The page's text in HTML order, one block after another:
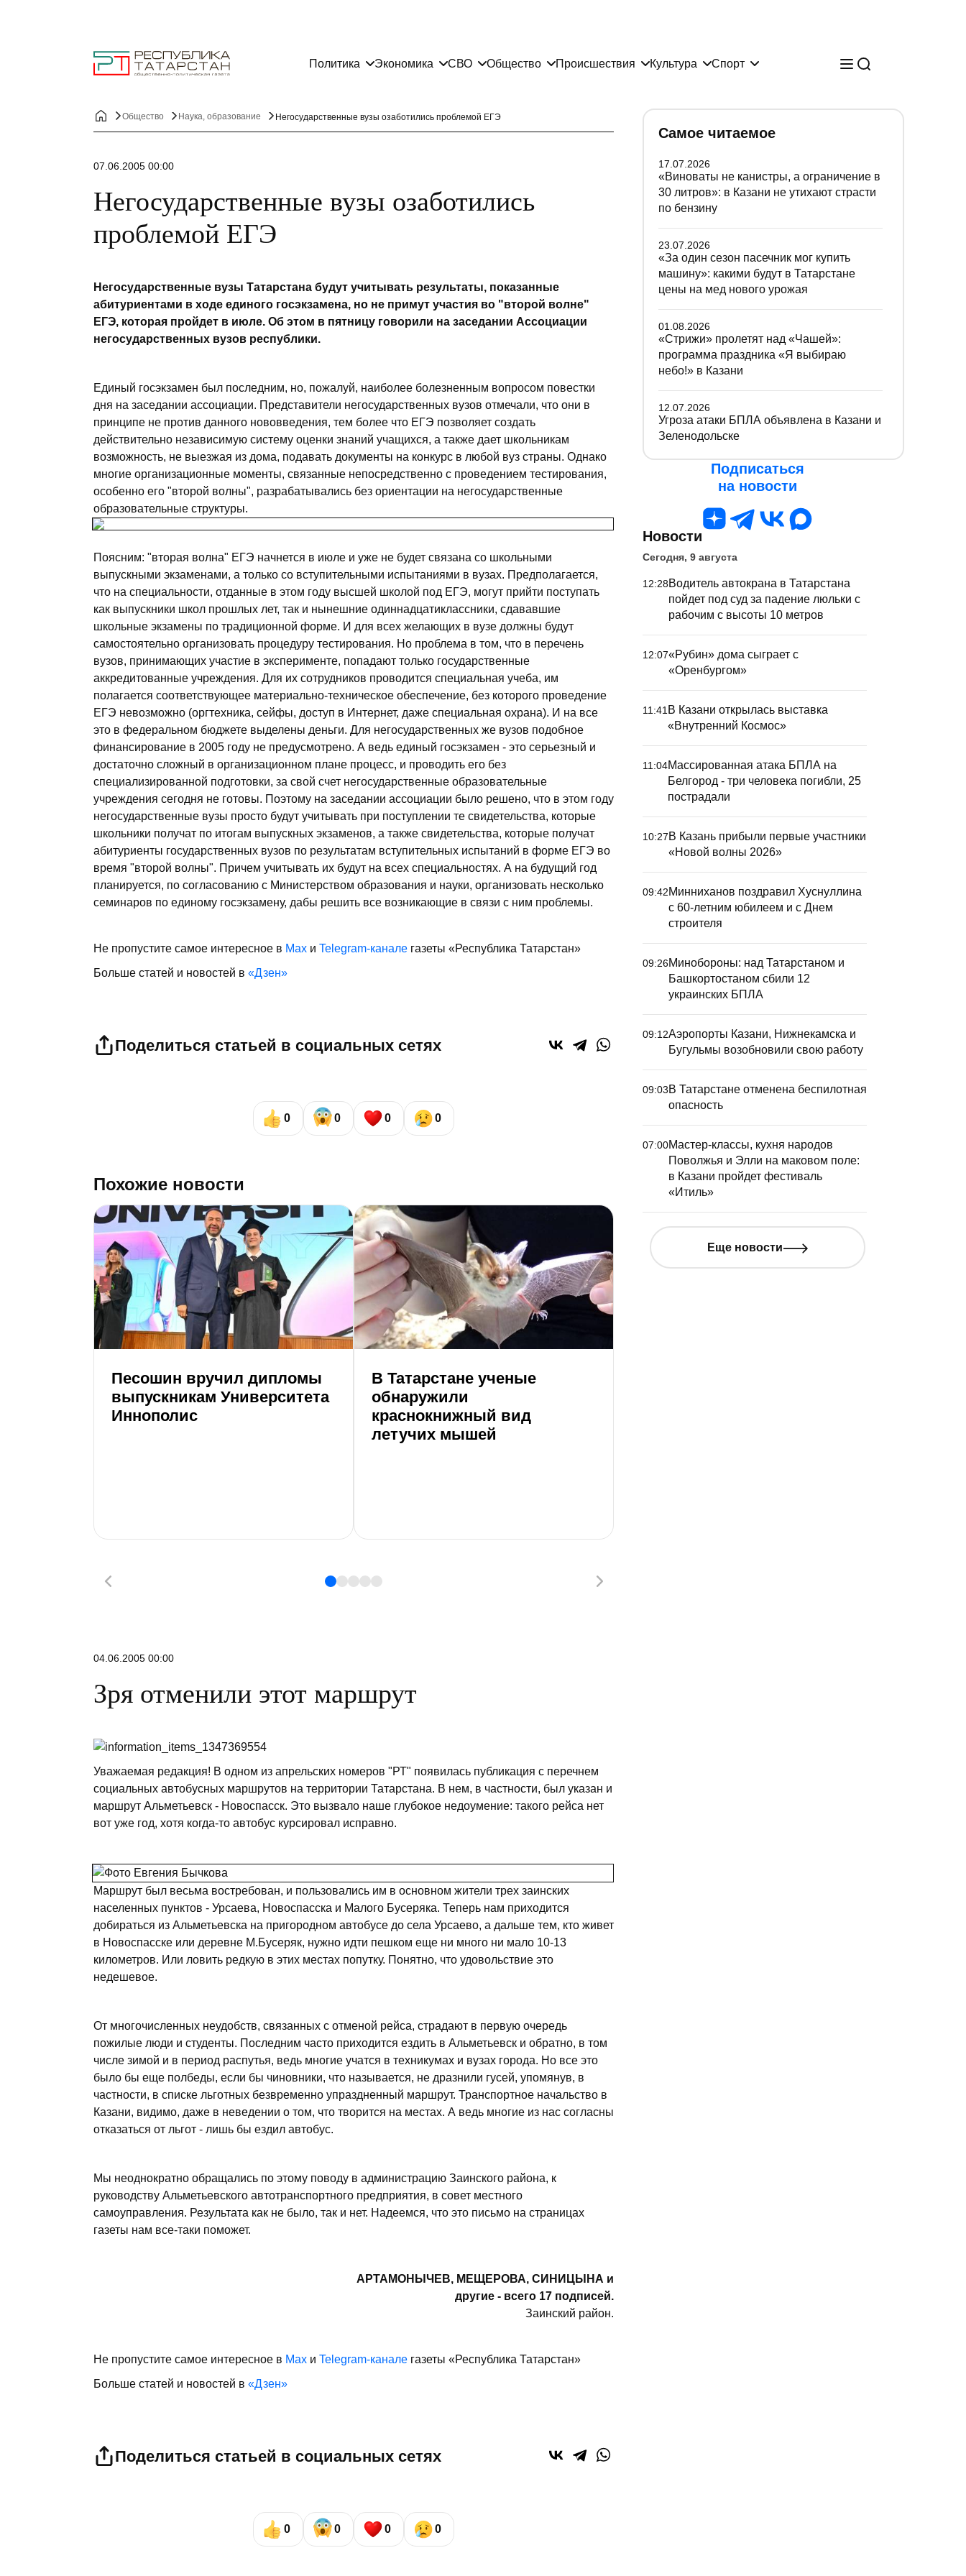
Политика Экономика СВО Общество Происшествия Культура Спорт
Общество Наука, образование Негосударственные вузы озаботились проблемой ЕГЭ
07.06.2005 00:00
Негосударственные вузы озаботились
проблемой ЕГЭ
Негосударственные вузы Татарстана будут учитывать результаты, показанные
абитуриентами в ходе единого госэкзамена, но не примут участия во "второй волне"
ЕГЭ, которая пройдет в июле. Об этом в пятницу говорили на заседании Ассоциации
негосударственных вузов республики.
Единый госэкзамен был последним, но, пожалуй, наиболее болезненным вопросом повестки
дня на заседании ассоциации. Представители негосударственных вузов отмечали, что они в
принципе не против данного нововведения, тем более что ЕГЭ позволяет создать
действительно независимую систему оценки знаний учащихся, а также дает школьникам
возможность, не выезжая из дома, подавать документы на конкурс в любой вуз страны. Однако
многие организационные моменты, связанные непосредственно с проведением тестирования,
особенно его "второй волны", разрабатывались без ориентации на негосударственные
образовательные структуры.
Поясним: "вторая волна" ЕГЭ начнется в июле и уже не будет связана со школьными
выпускными экзаменами, а только со вступительными испытаниями в вузах. Предполагается,
что на специальности, отданные в этом году высшей школой под ЕГЭ, могут прийти поступать
как выпускники школ прошлых лет, так и нынешние одиннадцатиклассники, сдававшие
школьные экзамены по традиционной форме. И для всех желающих в вузе должны будут
самостоятельно организовать процедуру тестирования. Но проблема в том, что в перечень
вузов, принимающих участие в эксперименте, попадают только государственные
аккредитованные учреждения. Для их сотрудников проводится специальная учеба, им
полагается соответствующее материально-техническое обеспечение, без которого проведение
ЕГЭ невозможно (оргтехника, сейфы, доступ в Интернет, даже специальная охрана). И на все
это в федеральном бюджете выделены деньги. Для негосударственных же вузов подобное
финансирование в 2005 году не предусмотрено. А ведь единый госэкзамен - это серьезный и
достаточно сложный в организационном плане процесс, и проводить его без
специализированной подготовки, за свой счет негосударственные образовательные
учреждения сегодня не готовы. Поэтому на заседании ассоциации было решено, что в этом году
негосударственные вузы просто будут учитывать при поступлении те свидетельства, которые
школьники получат по итогам выпускных экзаменов, а также свидетельства, которые получат
абитуриенты государственных вузов по результатам вступительных испытаний в форме ЕГЭ во
время "второй волны". Причем учитывать их будут на всех специальностях. А на будущий год
планируется, по согласованию с Министерством образования и науки, организовать несколько
семинаров по единому госэкзамену, дабы решить все возникающие в связи с ним проблемы.
Не пропустите самое интересное в Max и Telegram-канале газеты «Республика Татарстан»
Больше статей и новостей в «Дзен»
Поделиться статьей в социальных сетях
0 0 0 0
Похожие новости
Песошин вручил дипломы
выпускникам Университета
Иннополис
В Татарстане ученые
обнаружили
краснокнижный вид
летучих мышей
04.06.2005 00:00
Зря отменили этот маршрут
Уважаемая редакция! В одном из апрельских номеров "РТ" появилась публикация с перечнем
социальных автобусных маршрутов на территории Татарстана. В нем, в частности, был указан и
маршрут Альметьевск - Новоспасск. Это вызвало наше глубокое недоумение: такого рейса нет
вот уже год, хотя когда-то автобус курсировал исправно.
Маршрут был весьма востребован, и пользовались им в основном жители трех заинских
населенных пунктов - Урсаева, Новоспасска и Малого Бусеряка. Теперь нам приходится
добираться из Альметьевска на пригородном автобусе до села Урсаево, а дальше тем, кто живет
в Новоспасске или деревне М.Бусеряк, нужно идти пешком еще ни много ни мало 10-13
километров. Или ловить редкую в этих местах попутку. Понятно, что удовольствие это
недешевое.
От многочисленных неудобств, связанных с отменой рейса, страдают в первую очередь
пожилые люди и студенты. Последним часто приходится ездить в Альметьевск и обратно, в том
числе зимой и в период распутья, ведь многие учатся в техникумах и вузах города. Но все это
было бы еще полбеды, если бы чиновники, что называется, не дразнили гусей, упомянув, в
частности, в списке льготных безвременно упраздненный маршрут. Транспортное начальство в
Казани, видимо, даже в неведении о том, что творится на местах. А ведь многие из нас согласны
отказаться от льгот - лишь бы ездил автобус.
Мы неоднократно обращались по этому поводу в администрацию Заинского района, к
руководству Альметьевского автотранспортного предприятия, в совет местного
самоуправления. Результата как не было, так и нет. Надеемся, что это письмо на страницах
газеты нам все-таки поможет.
АРТАМОНЫЧЕВ, МЕЩЕРОВА, СИНИЦЫНА и
другие - всего 17 подписей.
Заинский район.
Не пропустите самое интересное в Max и Telegram-канале газеты «Республика Татарстан»
Больше статей и новостей в «Дзен»
Поделиться статьей в социальных сетях
0 0 0 0
Самое читаемое
17.07.2026
«Виноваты не канистры, а ограничение в
30 литров»: в Казани не утихают страсти
по бензину
23.07.2026
«За один сезон пасечник мог купить
машину»: какими будут в Татарстане
цены на мед нового урожая
01.08.2026
«Стрижи» пролетят над «Чашей»:
программа праздника «Я выбираю
небо!» в Казани
12.07.2026
Угроза атаки БПЛА объявлена в Казани и
Зеленодольске
Подписаться
на новости
Новости
Сегодня, 9 августа
12:28Водитель автокрана в Татарстана
пойдет под суд за падение люльки с
рабочим с высоты 10 метров
12:07«Рубин» дома сыграет с
«Оренбургом»
11:41 В Казани открылась выставка
«Внутренний Космос»
11:04Массированная атака БПЛА на
Белгород - три человека погибли, 25
пострадали
10:27В Казань прибыли первые участники
«Новой волны 2026»
09:42Минниханов поздравил Хуснуллина
с 60-летним юбилеем и с Днем
строителя
09:26Минобороны: над Татарстаном и
Башкортостаном сбили 12
украинских БПЛА
09:12Аэропорты Казани, Нижнекамска и
Бугульмы возобновили свою работу
09:03В Татарстане отменена беспилотная
опасность
07:00Мастер-классы, кухня народов
Поволжья и Элли на маковом поле:
в Казани пройдет фестиваль
«Итиль»
Еще новости